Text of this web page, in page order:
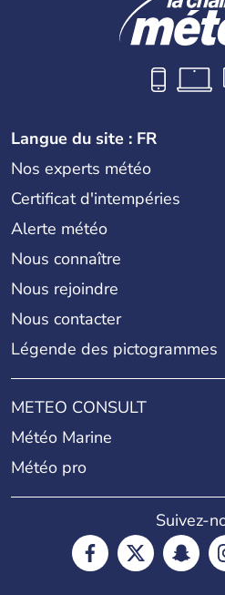
Langue du site : FR
Nos experts météo
Certificat d'intempéries
Alerte météo
Nous connaître
Nous rejoindre
Nous contacter
Légende des pictogrammes
METEO CONSULT
Météo Marine
Météo pro
Suivez-